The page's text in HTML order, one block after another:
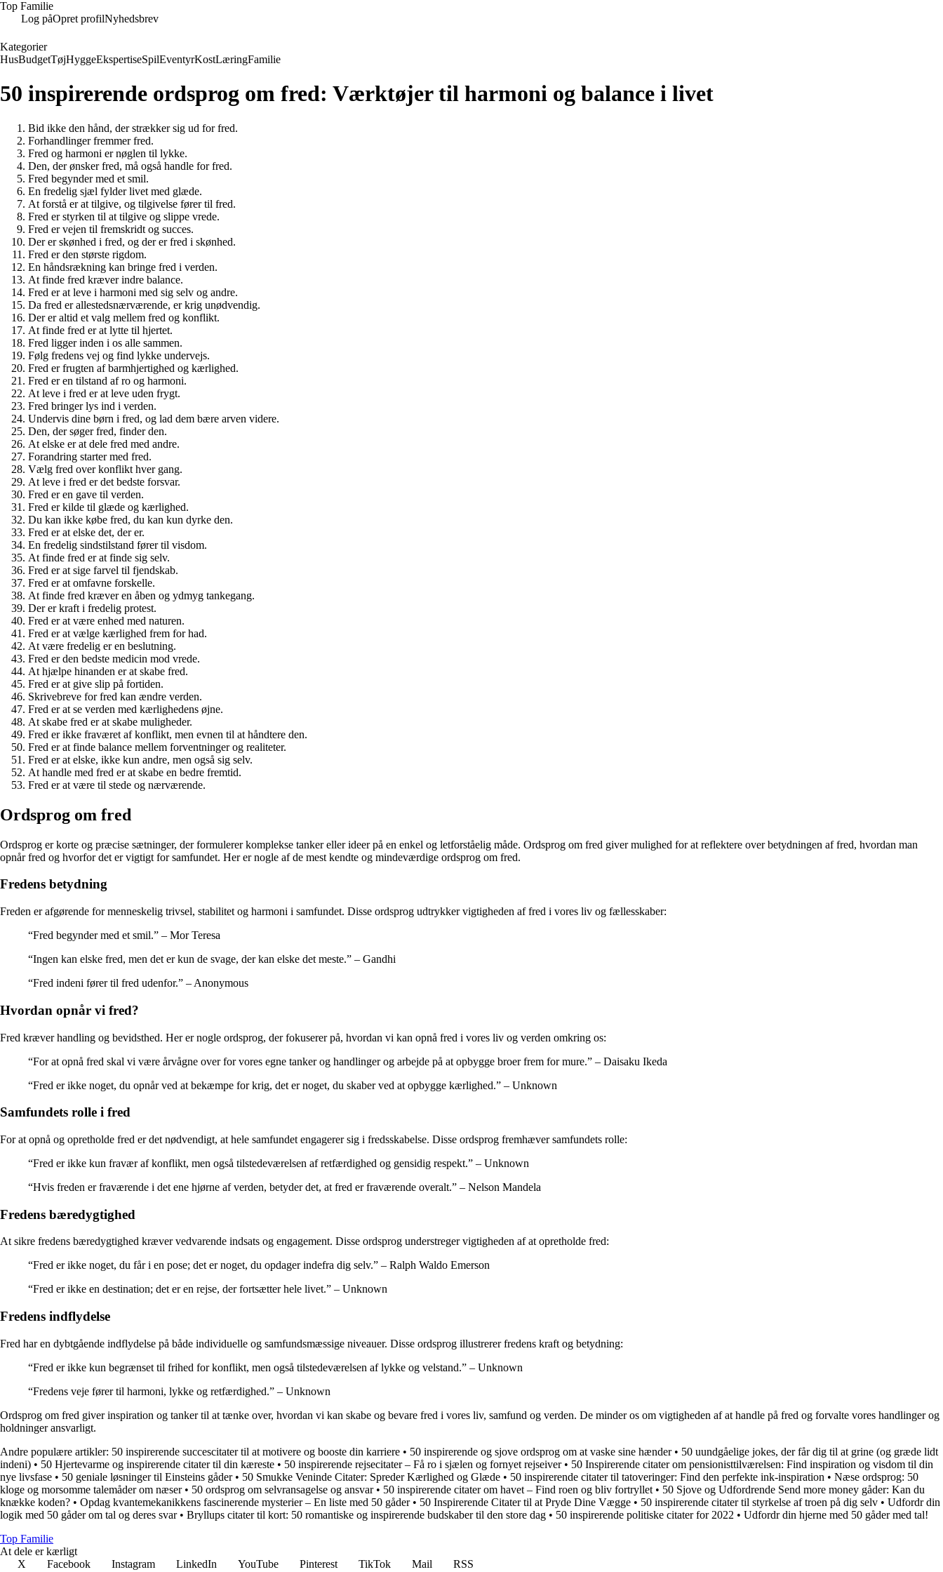
Top Familie
Log påOpret profilNyhedsbrev
Kategorier
HusBudgetTøjHyggeEkspertiseSpilEventyrKostLæringFamilie
50 inspirerende ordsprog om fred: Værktøjer til harmoni og balance i livet
Bid ikke den hånd, der strækker sig ud for fred.
Forhandlinger fremmer fred.
Fred og harmoni er nøglen til lykke.
Den, der ønsker fred, må også handle for fred.
Fred begynder med et smil.
En fredelig sjæl fylder livet med glæde.
At forstå er at tilgive, og tilgivelse fører til fred.
Fred er styrken til at tilgive og slippe vrede.
Fred er vejen til fremskridt og succes.
Der er skønhed i fred, og der er fred i skønhed.
Fred er den største rigdom.
En håndsrækning kan bringe fred i verden.
At finde fred kræver indre balance.
Fred er at leve i harmoni med sig selv og andre.
Da fred er allestedsnærværende, er krig unødvendig.
Der er altid et valg mellem fred og konflikt.
At finde fred er at lytte til hjertet.
Fred ligger inden i os alle sammen.
Følg fredens vej og find lykke undervejs.
Fred er frugten af ​​barmhjertighed og kærlighed.
Fred er en tilstand af ro og harmoni.
At leve i fred er at leve uden frygt.
Fred bringer lys ind i verden.
Undervis dine børn i fred, og lad dem bære arven videre.
Den, der søger fred, finder den.
At elske er at dele fred med andre.
Forandring starter med fred.
Vælg fred over konflikt hver gang.
At leve i fred er det bedste forsvar.
Fred er en gave til verden.
Fred er kilde til glæde og kærlighed.
Du kan ikke købe fred, du kan kun dyrke den.
Fred er at elske det, der er.
En fredelig sindstilstand fører til visdom.
At finde fred er at finde sig selv.
Fred er at sige farvel til fjendskab.
Fred er at omfavne forskelle.
At finde fred kræver en åben og ydmyg tankegang.
Der er kraft i fredelig protest.
Fred er at være enhed med naturen.
Fred er at vælge kærlighed frem for had.
At være fredelig er en beslutning.
Fred er den bedste medicin mod vrede.
At hjælpe hinanden er at skabe fred.
Fred er at give slip på fortiden.
Skrivebreve for fred kan ændre verden.
Fred er at se verden med kærlighedens øjne.
At skabe fred er at skabe muligheder.
Fred er ikke fraværet af konflikt, men evnen til at håndtere den.
Fred er at finde balance mellem forventninger og realiteter.
Fred er at elske, ikke kun andre, men også sig selv.
At handle med fred er at skabe en bedre fremtid.
Fred er at være til stede og nærværende.
Ordsprog om fred
Ordsprog er korte og præcise sætninger, der formulerer komplekse tanker eller ideer på en enkel og letforståelig måde. Ordsprog om fred giver mulighed for at reflektere over betydningen af ​​fred, hvordan man
opnår fred og hvorfor det er vigtigt for samfundet. Her er nogle af de mest kendte og mindeværdige ordsprog om fred.
Fredens betydning
Freden er afgørende for menneskelig trivsel, stabilitet og harmoni i samfundet. Disse ordsprog udtrykker vigtigheden af ​​fred i vores liv og fællesskaber:
“Fred begynder med et smil.” – Mor Teresa
“Ingen kan elske fred, men det er kun de svage, der kan elske det meste.” – Gandhi
“Fred indeni fører til fred udenfor.” – Anonymous
Hvordan opnår vi fred?
Fred kræver handling og bevidsthed. Her er nogle ordsprog, der fokuserer på, hvordan vi kan opnå fred i vores liv og verden omkring os:
“For at opnå fred skal vi være årvågne over for vores egne tanker og handlinger og arbejde på at opbygge broer frem for mure.” – Daisaku Ikeda
“Fred er ikke noget, du opnår ved at bekæmpe for krig, det er noget, du skaber ved at opbygge kærlighed.” – Unknown
Samfundets rolle i fred
For at opnå og opretholde fred er det nødvendigt, at hele samfundet engagerer sig i fredsskabelse. Disse ordsprog fremhæver samfundets rolle:
“Fred er ikke kun fravær af konflikt, men også tilstedeværelsen af ​​retfærdighed og gensidig respekt.” – Unknown
“Hvis freden er fraværende i det ene hjørne af verden, betyder det, at fred er fraværende overalt.” – Nelson Mandela
Fredens bæredygtighed
At sikre fredens bæredygtighed kræver vedvarende indsats og engagement. Disse ordsprog understreger vigtigheden af ​​at opretholde fred:
“Fred er ikke noget, du får i en pose; det er noget, du opdager indefra dig selv.” – Ralph Waldo Emerson
“Fred er ikke en destination; det er en rejse, der fortsætter hele livet.” – Unknown
Fredens indflydelse
Fred har en dybtgående indflydelse på både individuelle og samfundsmæssige niveauer. Disse ordsprog illustrerer fredens kraft og betydning:
“Fred er ikke kun begrænset til frihed for konflikt, men også tilstedeværelsen af ​​lykke og velstand.” – Unknown
“Fredens veje fører til harmoni, lykke og retfærdighed.” – Unknown
Ordsprog om fred giver inspiration og tanker til at tænke over, hvordan vi kan skabe og bevare fred i vores liv, samfund og verden. De minder os om vigtigheden af ​​at handle på fred og forvalte vores handlinger og
holdninger ansvarligt.
Andre populære artikler: 50 inspirerende succescitater til at motivere og booste din karriere • 50 inspirerende og sjove ordsprog om at vaske sine hænder• 50 uundgåelige jokes, der får dig til at grine (og græde lidt
indeni) • 50 Hjertevarme og inspirerende citater til din kæreste • 50 inspirerende rejsecitater – Få ro i sjælen og fornyet rejseiver• 50 Inspirerende citater om pensionisttilværelsen: Find inspiration og visdom til din
nye livsfase • 50 geniale løsninger til Einsteins gåder• 50 Smukke Veninde Citater: Spreder Kærlighed og Glæde • 50 inspirerende citater til tatoveringer: Find den perfekte ink-inspiration • Næse ordsprog: 50
kloge og morsomme talemåder om næser• 50 ordsprog om selvransagelse og ansvar• 50 inspirerende citater om havet – Find roen og bliv fortryllet • 50 Sjove og Udfordrende Send more money gåder: Kan du
knække koden? • Opdag kvantemekanikkens fascinerende mysterier – En liste med 50 gåder• 50 Inspirerende Citater til at Pryde Dine Vægge • 50 inspirerende citater til styrkelse af troen på dig selv • Udfordr din
logik med 50 gåder om tal og deres svar• Bryllups citater til kort: 50 romantiske og inspirerende budskaber til den store dag • 50 inspirerende politiske citater for 2022 • Udfordr din hjerne med 50 gåder med tal!
Top Familie
At dele er kærligt
X
Facebook Instagram LinkedIn YouTube Pinterest TikTok Mail
RSS